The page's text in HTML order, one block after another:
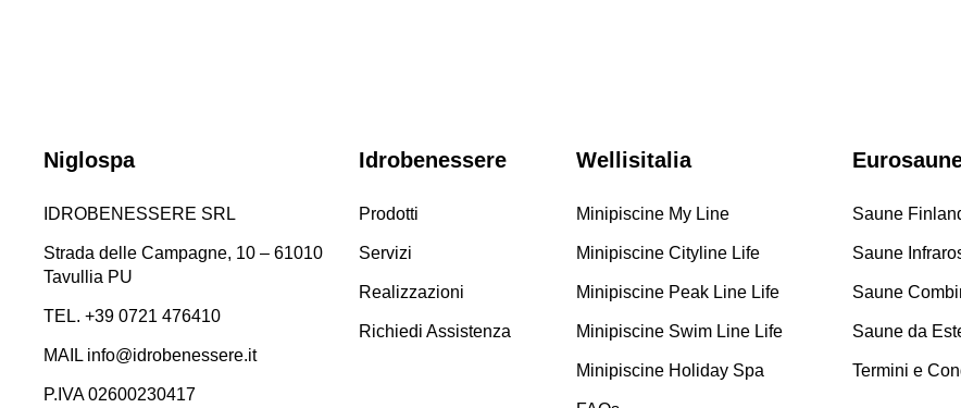
Niglospa
IDROBENESSERE SRL
Strada delle Campagne, 10 – 61010
Tavullia PU
TEL. +39 0721 476410​
MAIL info@idrobenessere.it
P.IVA 02600230417​
Idrobenessere
Prodotti
Servizi
Realizzazioni
Richiedi Assistenza
Wellisitalia
Minipiscine My Line
Minipiscine Cityline Life
Minipiscine Peak Line Life
Minipiscine Swim Line Life
Minipiscine Holiday Spa
Saune
Saune
Saune
Saune da
Termini e